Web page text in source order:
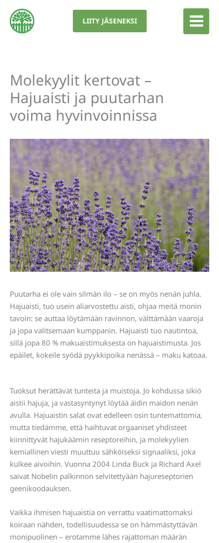
sisältöön
LIITY JÄSENEKSI
Molekyylit kertovat –
Hajuaisti ja puutarhan
voima hyvinvoinnissa
Puutarha ei ole vain silmän ilo – se on myös nenän juhla.
Hajuaisti, tuo usein aliarvostettu aisti, ohjaa meitä monin
tavoin: se auttaa löytämään ravinnon, välttämään vaaroja
ja jopa valitsemaan kumppanin. Hajuaisti tuo nautintoa,
sillä jopa 80 % makuaistimuksesta on hajuaistimusta. Jos
epäilet, kokeile syödä pyykkipoika nenässä – maku katoaa.
Tuoksut herättävät tunteita ja muistoja. Jo kohdussa sikiö
aistii hajuja, ja vastasyntynyt löytää äidin maidon nenän
avulla. Hajuaistin salat ovat edelleen osin tuntemattomia,
mutta tiedämme, että haihtuvat orgaaniset yhdisteet
kiinnittyvät hajukäämin reseptoreihin, ja molekyylien
kemiallinen viesti muuttuu sähköiseksi signaaliksi, joka
kulkee aivoihin. Vuonna 2004 Linda Buck ja Richard Axel
saivat Nobelin palkinnon selvitettyään hajureseptorien
geenikoodauksen.
Vaikka ihmisen hajuaistia on verrattu vaatimattomaksi
koiraan nähden, todellisuudessa se on hämmästyttävän
monipuolinen – erotamme lähes rajattoman määrän